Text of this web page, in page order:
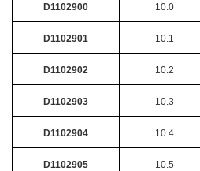
D1102900 10.0
D1102901 10.1
D1102902 10.2
D1102903 10.3
D1102904 10.4
D1102905 10.5